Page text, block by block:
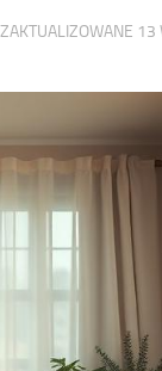
ZAKTUALIZOWANE 13